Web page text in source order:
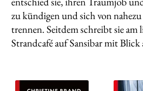
zu kündigen und sich von
trennen. Seitdem schreibt sie am
Strandcafé auf Sansibar mit Blick